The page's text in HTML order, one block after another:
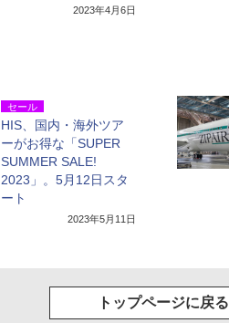
2023年4月6日
セール
HIS、国内・海外ツア
ーがお得な「SUPER
SUMMER SALE!
2023」。5月12日スタ
ート
2023年5月11日
トップページに戻る